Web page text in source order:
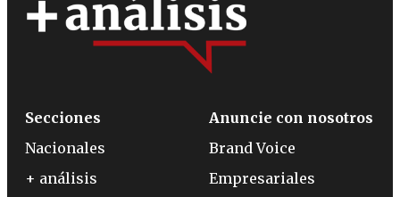
Secciones
Nacionales
+ análisis
Anuncie con nosotros
Brand Voice
Empresariales